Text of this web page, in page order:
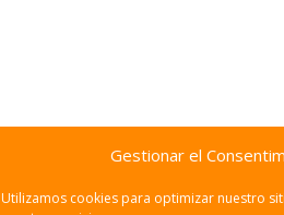
Gestionar el
Utilizamos cookies para optimizar nuestro